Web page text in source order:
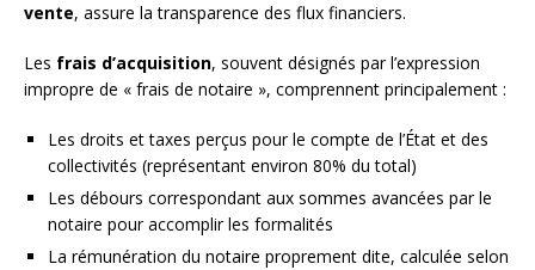
vente, assure la transparence des flux financiers.
Les frais d’acquisition, souvent désignés par l’expression
impropre de « frais de notaire », comprennent principalement :
Les droits et taxes perçus pour le compte de l’État et des
collectivités (représentant environ 80% du total)
Les débours correspondant aux sommes avancées par le
notaire pour accomplir les formalités
La rémunération du notaire proprement dite, calculée selon